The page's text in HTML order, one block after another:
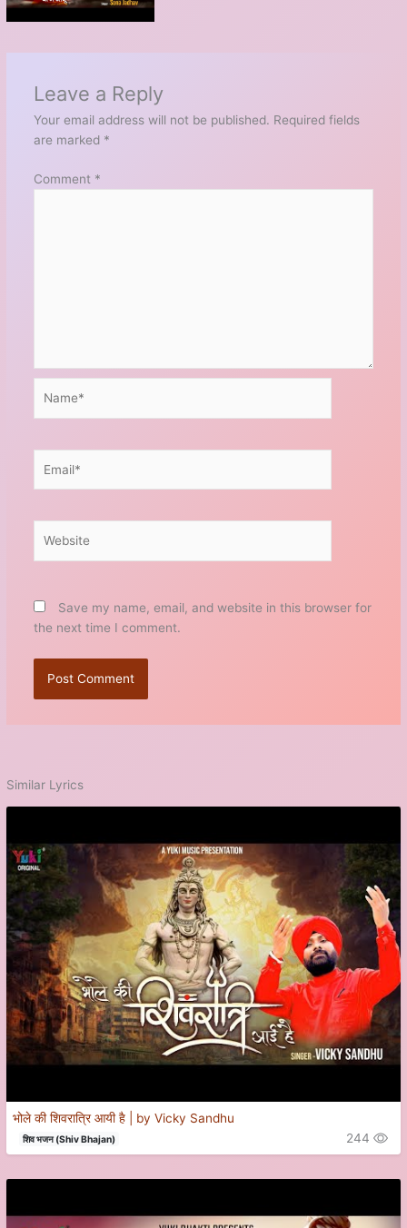
Leave a Reply
Your email address will not be published. Required fields
are marked *
Comment *
Save my name, email, and website in this browser for
the next time I comment.
Similar Lyrics
भोले की शिवरात्रि आयी है | by Vicky Sandhu
शिव भजन (Shiv Bhajan) 244